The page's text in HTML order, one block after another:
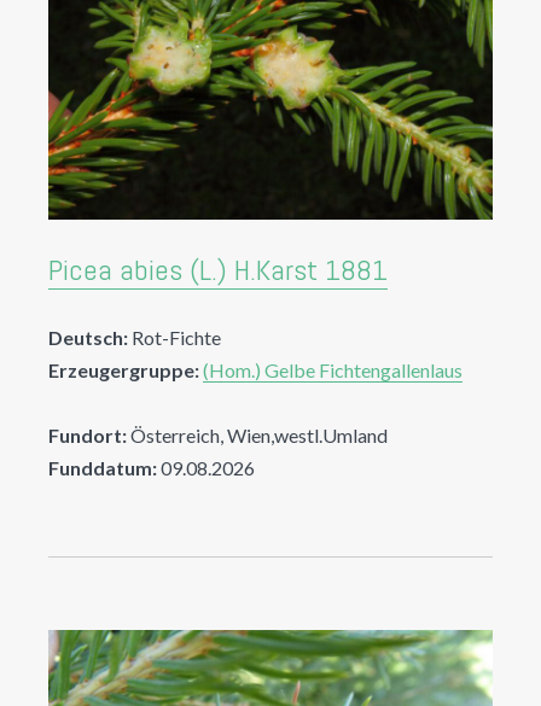
Picea abies (L.) H.Karst 1881
Deutsch: Rot-Fichte
Erzeugergruppe:(Hom.) Gelbe Fichtengallenlaus
Fundort:Österreich, Wien,westl.Umland
Funddatum:09.08.2026